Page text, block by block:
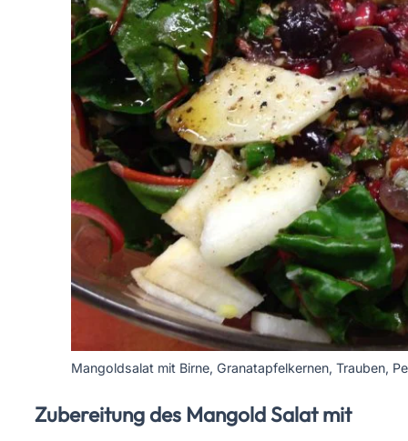
Mangoldsalat mit Birne, Granatapfelkernen, Trauben,
Zubereitung des Mangold Salat mit